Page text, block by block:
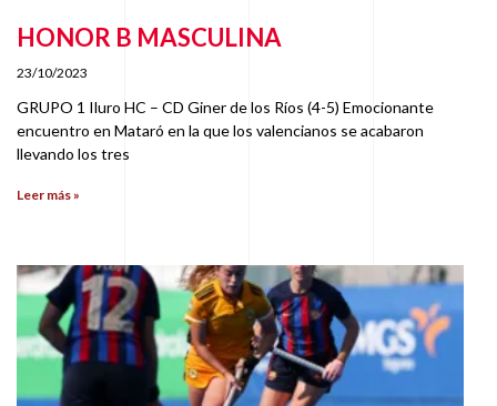
HONOR B MASCULINA
23/10/2023
GRUPO 1 Iluro HC – CD Giner de los Ríos (4-5) Emocionante
encuentro en Mataró en la que los valencianos se acabaron
llevando los tres
Leer más »